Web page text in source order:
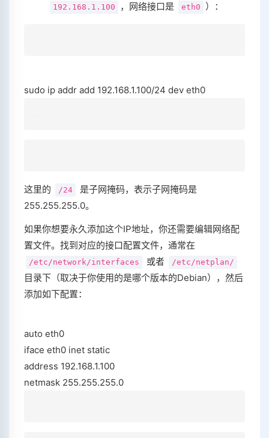
192.168.1.100 ，网络接口是 eth0 ）：
sudo ip addr add 192.168.1.100/24 dev eth0
这里的 /24
是子网掩码，表示子网掩码是
255.255.255.0。
如果你想要永久添加这个IP地址，你还需要编辑网络配
置文件。找到对应的接口配置文件，通常在
/etc/network/interfaces 或者 /etc/netplan/
目录下（取决于你使用的是哪个版本的Debian），然后
添加如下配置：
auto eth0
iface eth0 inet static
address 192.168.1.100
netmask 255.255.255.0